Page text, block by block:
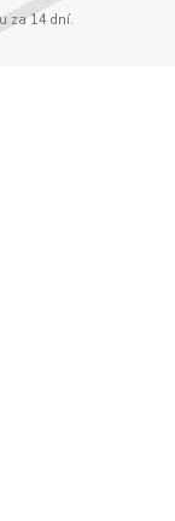
za 14 dní.